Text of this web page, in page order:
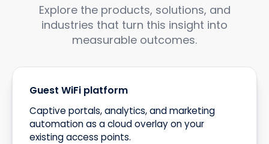
Explore the products, solutions, and
industries that turn this insight into
measurable outcomes.
Guest WiFi platform
Captive portals, analytics, and marketing
automation as a cloud overlay on your
existing access points.